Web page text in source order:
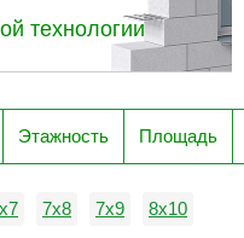
технологии
Этажность Площадь
7х8 7х9 8х10